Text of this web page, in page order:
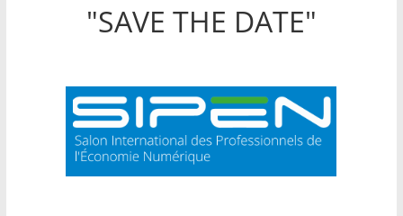
"SAVE THE DATE"